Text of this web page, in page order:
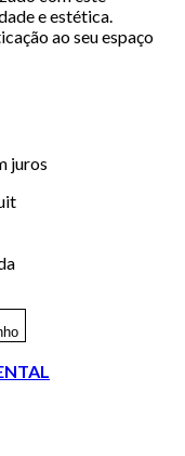
e estética.
ao seu espaço
juros